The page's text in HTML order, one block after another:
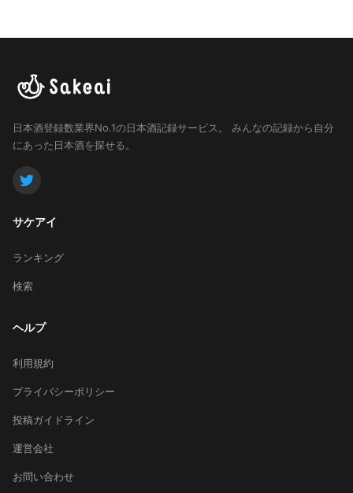
日本酒登録数業界No.1の日本酒記録サービス。
みんなの記録から自分
にあった日本酒を探せる。
サケアイ
ランキング
検索
ヘルプ
利用規約
プライバシーポリシー
投稿ガイドライン
運営会社
お問い合わせ